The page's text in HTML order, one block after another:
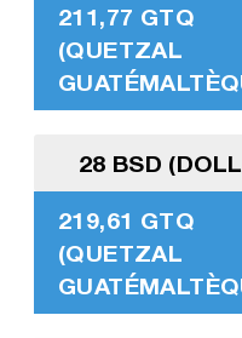
211,77 GTQ
(QUETZAL
28 BSD
219,61 GTQ
(QUETZAL